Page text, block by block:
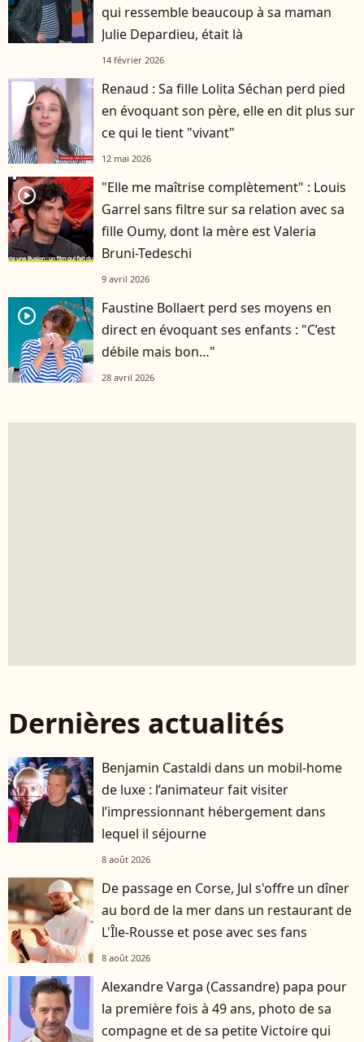
qui ressemble beaucoup à sa maman
Julie Depardieu, était là
14 février 2026
player2
Renaud : Sa fille Lolita Séchan perd pied
en évoquant son père, elle en dit plus sur
ce qui le tient "vivant"
12 mai 2026
player2
"Elle me maîtrise complètement" : Louis
Garrel sans filtre sur sa relation avec sa
fille Oumy, dont la mère est Valeria
Bruni-Tedeschi
9 avril 2026
player2
Faustine Bollaert perd ses moyens en
direct en évoquant ses enfants : "C’est
débile mais bon…"
28 avril 2026
Dernières actualités
Benjamin Castaldi dans un mobil-home
de luxe : l’animateur fait visiter
l’impressionnant hébergement dans
lequel il séjourne
8 août 2026
De passage en Corse, Jul s'offre un dîner
au bord de la mer dans un restaurant de
L'Île-Rousse et pose avec ses fans
8 août 2026
Alexandre Varga (Cassandre) papa pour
la première fois à 49 ans, photo de sa
compagne et de sa petite Victoire qui